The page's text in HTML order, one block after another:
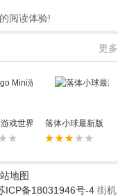
阅读体验!
更多
戏世界 落体小球最新版
地图
ICP备18031946号-4 街机